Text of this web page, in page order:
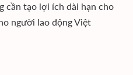
cần tạo lợi ích dài hạn cho
người lao động Việt